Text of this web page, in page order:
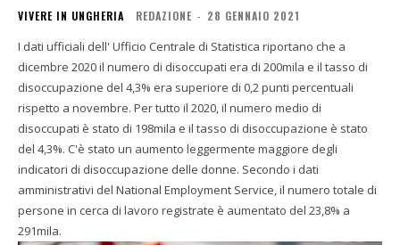
VIVERE IN UNGHERIA REDAZIONE - 28 GENNAIO 2021
I dati ufficiali dell' Ufficio Centrale di Statistica riportano che a
dicembre 2020 il numero di disoccupati era di 200mila e il tasso di
disoccupazione del 4,3% era superiore di 0,2 punti percentuali
rispetto a novembre. Per tutto il 2020, il numero medio di
disoccupati è stato di 198mila e il tasso di disoccupazione è stato
del 4,3%. C'è stato un aumento leggermente maggiore degli
indicatori di disoccupazione delle donne. Secondo i dati
amministrativi del National Employment Service, il numero totale di
persone in cerca di lavoro registrate è aumentato del 23,8% a
291mila.